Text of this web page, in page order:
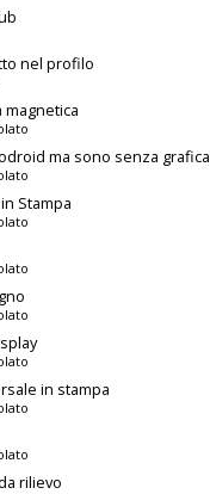
nel profilo
ma sono senza grafica
Stampa
in stampa
rilievo